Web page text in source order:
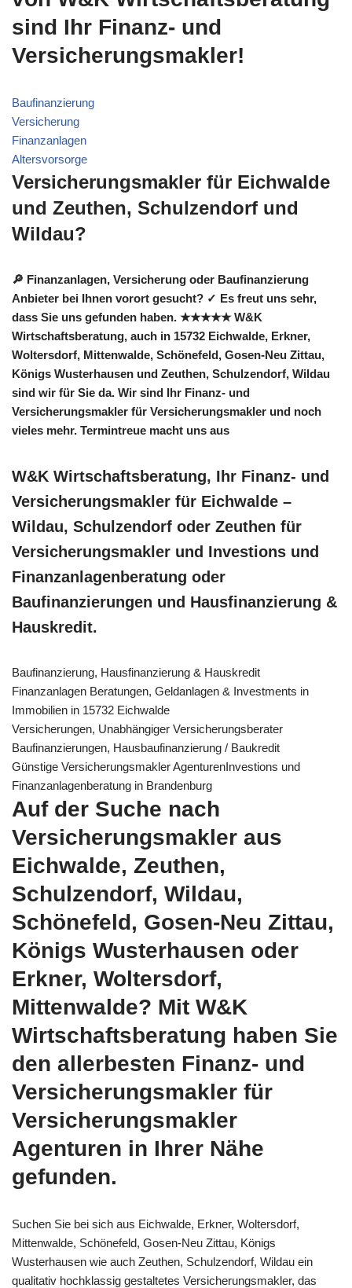
sind Ihr Finanz- und
Versicherungsmakler!
Baufinanzierung
Versicherung
Finanzanlagen
Altersvorsorge
Versicherungsmakler für Eichwalde
und Zeuthen, Schulzendorf und
Wildau?
🔎 Finanzanlagen, Versicherung oder Baufinanzierung
Anbieter bei Ihnen vorort gesucht? ✓ Es freut uns sehr,
dass Sie uns gefunden haben. ★★★★★ W&K
Wirtschaftsberatung, auch in 15732 Eichwalde, Erkner,
Woltersdorf, Mittenwalde, Schönefeld, Gosen-Neu Zittau,
Königs Wusterhausen und Zeuthen, Schulzendorf, Wildau
sind wir für Sie da. Wir sind Ihr Finanz- und
Versicherungsmakler für Versicherungsmakler und noch
vieles mehr. Termintreue macht uns aus
W&K Wirtschaftsberatung, Ihr Finanz- und
Versicherungsmakler für Eichwalde –
Wildau, Schulzendorf oder Zeuthen für
Versicherungsmakler und Investions und
Finanzanlagenberatung oder
Baufinanzierungen und Hausfinanzierung &
Hauskredit.
Baufinanzierung, Hausfinanzierung & Hauskredit
Finanzanlagen Beratungen, Geldanlagen & Investments in
Immobilien in 15732 Eichwalde
Versicherungen, Unabhängiger Versicherungsberater
Baufinanzierungen, Hausbaufinanzierung / Baukredit
Günstige Versicherungsmakler AgenturenInvestions und
Finanzanlagenberatung in Brandenburg
Auf der Suche nach
Versicherungsmakler aus
Eichwalde, Zeuthen,
Schulzendorf, Wildau,
Schönefeld, Gosen-Neu Zittau,
Königs Wusterhausen oder
Erkner, Woltersdorf,
Mittenwalde? Mit W&K
Wirtschaftsberatung haben Sie
den allerbesten Finanz- und
Versicherungsmakler für
Versicherungsmakler
Agenturen in Ihrer Nähe
gefunden.
Suchen Sie bei sich aus Eichwalde, Erkner, Woltersdorf,
Mittenwalde, Schönefeld, Gosen-Neu Zittau, Königs
Wusterhausen wie auch Zeuthen, Schulzendorf, Wildau ein
qualitativ hochklassig gestaltetes Versicherungsmakler, das